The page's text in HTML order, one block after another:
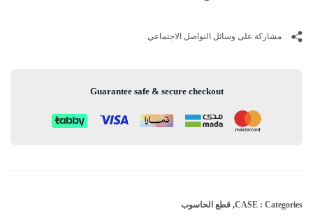
مشاركة على وسائل التواصل الاجتماعي
Guarantee safe & secure checkout
Categories :
CASE
,قطع الحاسوب